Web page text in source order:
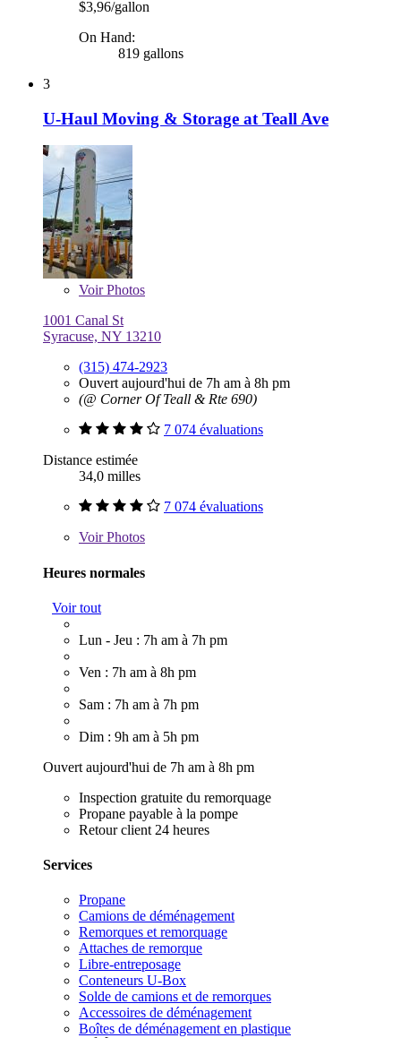
$3,96/gallon
On Hand:
819 gallons
3
U-Haul Moving & Storage at Teall Ave
VoirPhotos
1001 Canal St
Syracuse, NY 13210
(315) 474-2923
Ouvert aujourd'hui de 7h am à 8h pm
(@ Corner Of Teall & Rte 690)
7 074 évaluations
Distance estimée
34,0 milles
7 074 évaluations
VoirPhotos
Heures normales
Voir tout
Lun - Jeu : 7h am à 7h pm
Ven : 7h am à 8h pm
Sam : 7h am à 7h pm
Dim : 9h am à 5h pm
Ouvert aujourd'hui de 7h am à 8h pm
Inspection gratuite du remorquage
Propane payable à la pompe
Retour client 24 heures
Services
Propane
Camions de déménagement
Remorques et remorquage
Attaches de remorque
Libre-entreposage
Conteneurs U-Box
Solde de camions et de remorques
Accessoires de déménagement
Boîtes de déménagement en plastique